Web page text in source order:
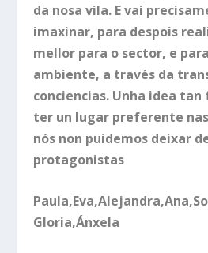
da nosa vila. E vai
imaxinar, para despois
mellor para o sector, e
ambiente, a través da
conciencias. Unha idea
ter un lugar preferente
nós non puidemos deixar
protagonistas
Gloria,Ánxela